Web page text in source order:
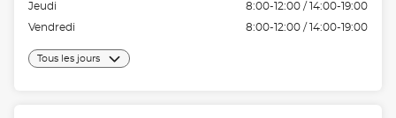
Jeudi
8:00-12:00 / 14:00-19:00
Vendredi
8:00-12:00 / 14:00-19:00
Tous les jours